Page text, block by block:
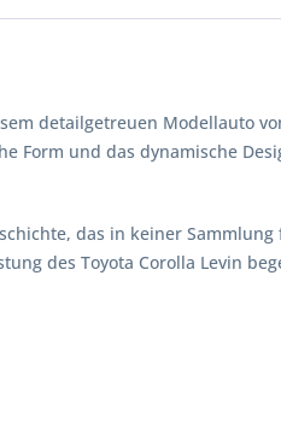
detailgetreuen Modellauto
Form und das dynamische
das in keiner Sammlung
des Toyota Corolla Levin